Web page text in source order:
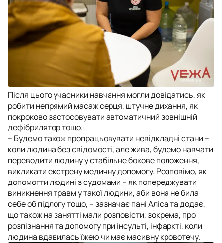
Після цього учасники навчання могли довідатись, як
робити непрямий масаж серця, штучне дихання, як
покроково застосовувати автоматичний зовнішній
дефібрилятор тощо.
– Будемо також пропрацьовувати невідкладні стани –
коли людина без свідомості, але жива, будемо навчати
переводити людину у стабільне бокове положення,
викликати екстрену медичну допомогу. Розповімо, як
допомогти людині з судомами – як попереджувати
виникнення травм у такої людини, аби вона не била
себе об підлогу тощо, – зазначає пані Аліса та додає,
що також на занятті мали розповісти, зокрема, про
розпізнання та допомогу при інсульті, інфаркті, коли
людина вдавилась їжею чи має масивну кровотечу.